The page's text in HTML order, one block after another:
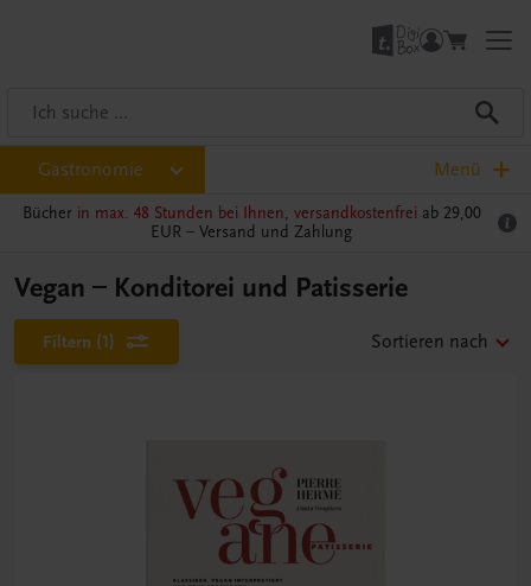
Gastronomie Menü
Bücher in max. 48 Stunden bei Ihnen, versandkostenfrei ab 29,00
EUR – Versand und Zahlung
Vegan – Konditorei und Patisserie
Filtern (1) Sortieren nach